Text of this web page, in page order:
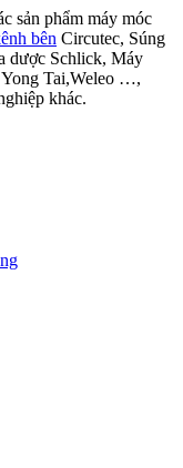
sản phẩm máy móc
bên Circutec, Súng
dược Schlick, Máy
Yong Tai,Weleo …,
khác.